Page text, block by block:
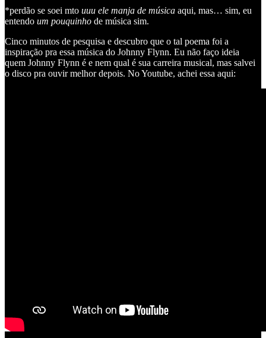
*perdão se soei mto uuu ele manja de música aqui, mas… sim, eu
entendo um pouquinho de música sim.
Cinco minutos de pesquisa e descubro que o tal poema foi a
inspiração pra essa música do Johnny Flynn. Eu não faço ideia
quem Johnny Flynn é e nem qual é sua carreira musical, mas salvei
o disco pra ouvir melhor depois. No Youtube, achei essa aqui: